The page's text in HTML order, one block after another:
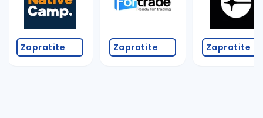
Zapratite Zapratite Zapratite